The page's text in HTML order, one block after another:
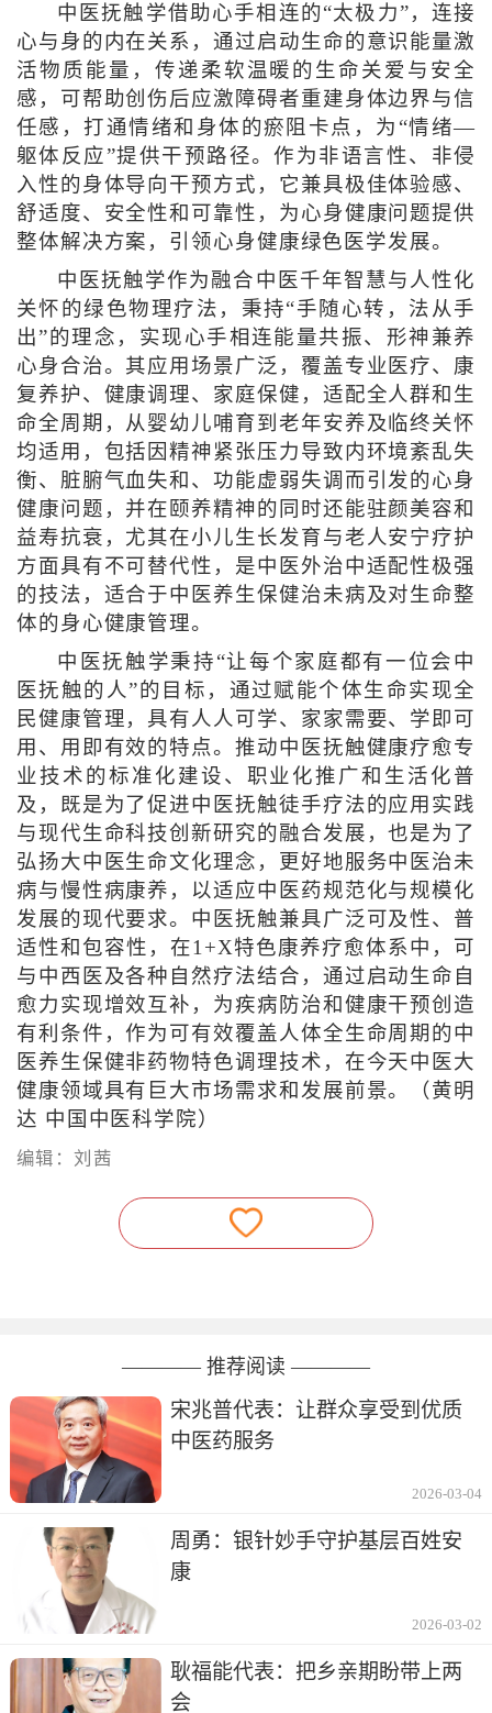
中医抚触学借助心手相连的“太极力”，连接
心与身的内在关系，通过启动生命的意识能量激
活物质能量，传递柔软温暖的生命关爱与安全
感，可帮助创伤后应激障碍者重建身体边界与信
任感，打通情绪和身体的瘀阻卡点，为“情绪—
躯体反应”提供干预路径。作为非语言性、非侵
入性的身体导向干预方式，它兼具极佳体验感、
舒适度、安全性和可靠性，为心身健康问题提供
整体解决方案，引领心身健康绿色医学发展。
中医抚触学作为融合中医千年智慧与人性化
关怀的绿色物理疗法，秉持“手随心转，法从手
出”的理念，实现心手相连能量共振、形神兼养
心身合治。其应用场景广泛，覆盖专业医疗、康
复养护、健康调理、家庭保健，适配全人群和生
命全周期，从婴幼儿哺育到老年安养及临终关怀
均适用，包括因精神紧张压力导致内环境紊乱失
衡、脏腑气血失和、功能虚弱失调而引发的心身
健康问题，并在颐养精神的同时还能驻颜美容和
益寿抗衰，尤其在小儿生长发育与老人安宁疗护
方面具有不可替代性，是中医外治中适配性极强
的技法，适合于中医养生保健治未病及对生命整
体的身心健康管理。
中医抚触学秉持“让每个家庭都有一位会中
医抚触的人”的目标，通过赋能个体生命实现全
民健康管理，具有人人可学、家家需要、学即可
用、用即有效的特点。推动中医抚触健康疗愈专
业技术的标准化建设、职业化推广和生活化普
及，既是为了促进中医抚触徒手疗法的应用实践
与现代生命科技创新研究的融合发展，也是为了
弘扬大中医生命文化理念，更好地服务中医治未
病与慢性病康养，以适应中医药规范化与规模化
发展的现代要求。中医抚触兼具广泛可及性、普
适性和包容性，在1+X特色康养疗愈体系中，可
与中西医及各种自然疗法结合，通过启动生命自
愈力实现增效互补，为疾病防治和健康干预创造
有利条件，作为可有效覆盖人体全生命周期的中
医养生保健非药物特色调理技术，在今天中医大
健康领域具有巨大市场需求和发展前景。（ 黄明
达 中国中医科学院 ）
编辑：刘茜
———— 推荐阅读 ————
宋兆普代表：让群众享受到优质
中医药服务
2026-03-04
周勇：银针妙手守护基层百姓安
康
2026-03-02
耿福能代表：把乡亲期盼带上两
会